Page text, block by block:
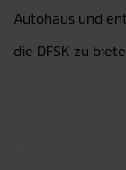
Autohaus und
die DFSK zu